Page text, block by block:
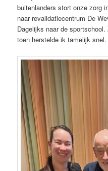
buitenlanders stort onze
naar revalidatiecentrum De
Dagelijks naar de
toen herstelde ik tamelijk snel.